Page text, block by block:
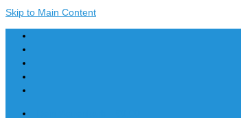
Skip to Main Content